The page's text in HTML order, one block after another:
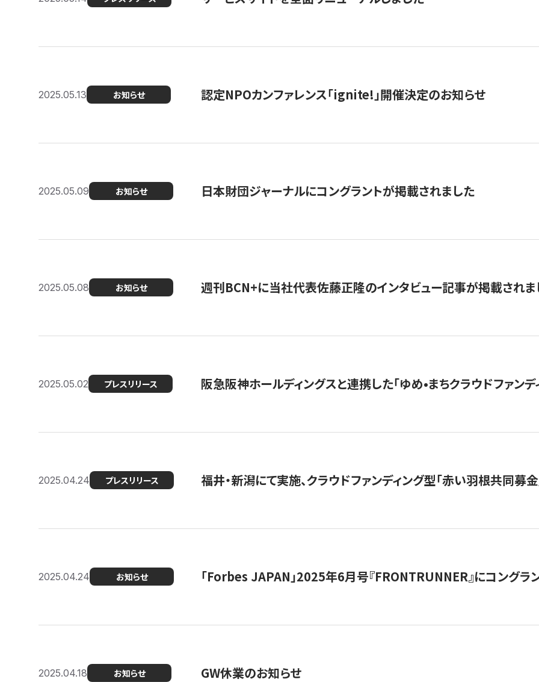
2025.05.13 お知らせ 認定NPOカンファレンス「ignite!」開催決定のお知らせ
2025.05.09 お知らせ 日本財団ジャーナルにコングラントが掲載されました
2025.05.08 お知らせ 週刊BCN+に当社代表佐藤正隆のインタビュー記事が掲載されま
2025.05.02 プレスリリース 阪急阪神ホールディングスと連携した「ゆめ•まちクラウドファン
2025.04.24 プレスリリース 福井・新潟にて実施、クラウドファンディング型「赤い羽根共同
2025.04.24 お知らせ 「Forbes JAPAN」2025年6月号『FRONTRUNNER』にコングラ
2025.04.18 お知らせ GW休業のお知らせ